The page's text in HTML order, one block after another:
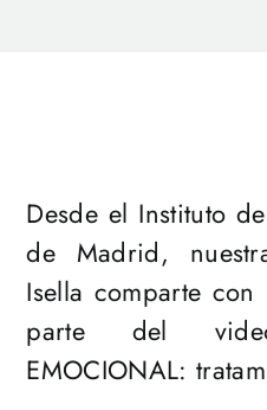
Desde el Instituto
de Madrid,
Isella comparte
parte del video
EMOCIONAL: